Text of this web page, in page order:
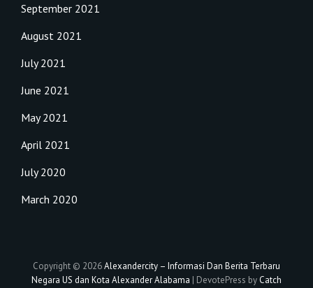
September 2021
August 2021
July 2021
June 2021
May 2021
April 2021
July 2020
March 2020
Copyright © 2026Alexandercity – Informasi Dan Berita Terbaru
Negara US dan Kota Alexander Alabama | DevotePress by Catch